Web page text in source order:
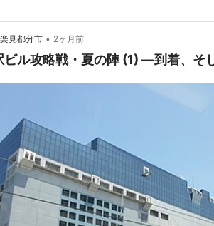
見都分市 • 2ヶ月前
ビル攻略戦・夏の陣 (1) ―到着、そ